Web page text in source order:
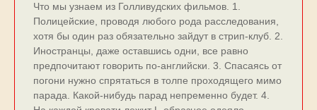
Что мы узнаем из Голливудских фильмов. 1.
Полицейские, проводя любого рода расследования,
хотя бы один раз обязательно зайдут в стрип-клуб. 2.
Иностранцы, даже оставшись одни, все равно
предпочитают говорить по-английски. 3. Спасаясь от
погони нужно спрятаться в толпе проходящего мимо
парада. Какой-нибудь парад непременно будет. 4.